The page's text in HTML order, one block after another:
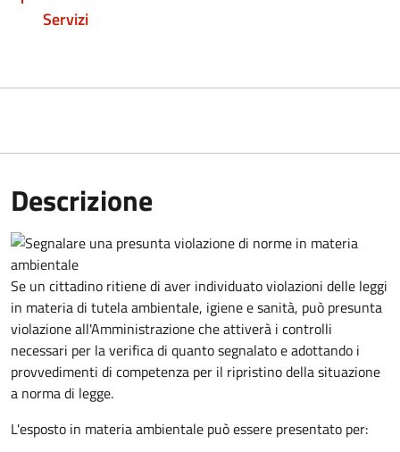
Servizi
Descrizione
Se un cittadino ritiene di aver individuato violazioni delle leggi
in materia di tutela ambientale, igiene e sanità, può presunta
violazione all'Amministrazione che attiverà i controlli
necessari per la verifica di quanto segnalato e adottando i
provvedimenti di competenza per il ripristino della situazione
a norma di legge.
L'esposto in materia ambientale può essere presentato per: